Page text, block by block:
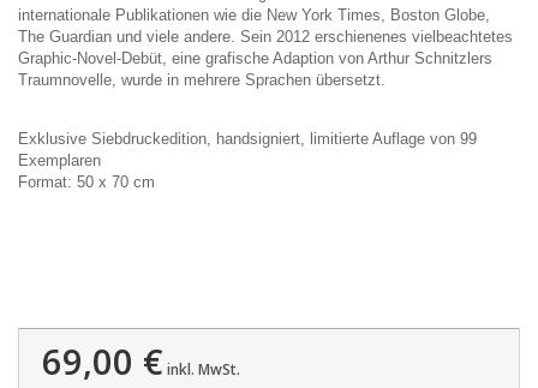
internationale Publikationen wie die New York Times, Boston Globe,
The Guardian und viele andere. Sein 2012 erschienenes vielbeachtetes
Graphic-Novel-Debüt, eine grafische Adaption von Arthur Schnitzlers
Traumnovelle, wurde in mehrere Sprachen übersetzt.
Exklusive Siebdruckedition, handsigniert, limitierte Auflage von 99
Exemplaren
Format: 50 x 70 cm
69,00 € inkl. MwSt.